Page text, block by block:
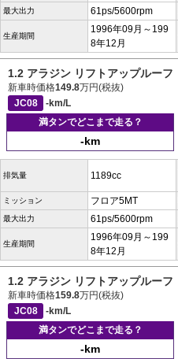
最大出力 61ps/5600rpm
生産期間
1996年09月～199
8年12月
1.2 アラジン リフトアップルーフ
新車時価格149.8万円(税抜)
JC08
-km/L
満タンでどこまで走る？
-km
排気量 1189cc
ミッション フロア5MT
最大出力 61ps/5600rpm
生産期間
1996年09月～199
8年12月
1.2 アラジン リフトアップルーフ
新車時価格159.8万円(税抜)
JC08
-km/L
満タンでどこまで走る？
-km